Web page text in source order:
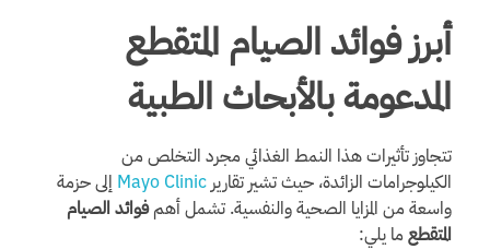
أبرز فوائد الصيام المتقطع
المدعومة بالأبحاث الطبية
تتجاوز تأثيرات هذا النمط الغذائي مجرد التخلص من
الكيلوجرامات الزائدة، حيث تشير تقارير Mayo Clinic إلى حزمة
واسعة من المزايا الصحية والنفسية. تشمل أهمفوائد الصيام
المتقطع ما يلي: